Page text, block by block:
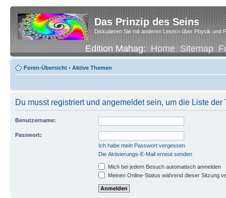
Das Prinzip des Seins
Diskutieren Sie mit anderen Lesern über Physik und
Edition Mahag:Home Sitemap
Foren-Übersicht • Aktive Themen
Du musst registriert und angemeldet sein, um die Liste
Benutzername:
Passwort:
Ich habe mein Passwort vergessen
Die Aktivierungs-E-Mail erneut senden
Mich bei jedem Besuch automatisch anmelden
Meinen Online-Status während dieser Sitzung